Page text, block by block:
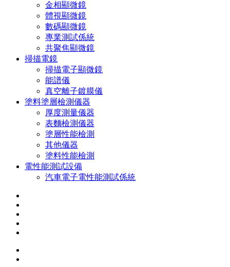
金相顯微鏡
體視顯微鏡
數碼顯微鏡
專業測試係統
共聚焦顯微鏡
掃描電鏡
掃描電子顯微鏡
能譜儀
真空離子鍍膜儀
塗料塗層檢測儀器
厚度測量儀器
表麵檢測儀器
塗層性能檢測
其他儀器
塗料性能檢測
電性能測試設備
汽車電子電性能測試係統